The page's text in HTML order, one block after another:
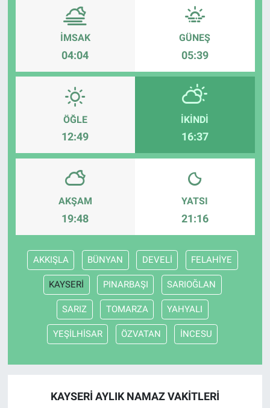
İMSAK
04:04
GÜNEŞ
05:39
ÖĞLE
12:49
İKINDI
16:37
AKŞAM
19:48
YATSI
21:16
AKKIŞLA BÜNYAN DEVELİ FELAHİYE
KAYSERİ PINARBAŞI SARIOĞLAN
SARIZ TOMARZA YAHYALI
YEŞİLHİSAR ÖZVATAN İNCESU
KAYSERİ AYLIK NAMAZ VAKITLERI